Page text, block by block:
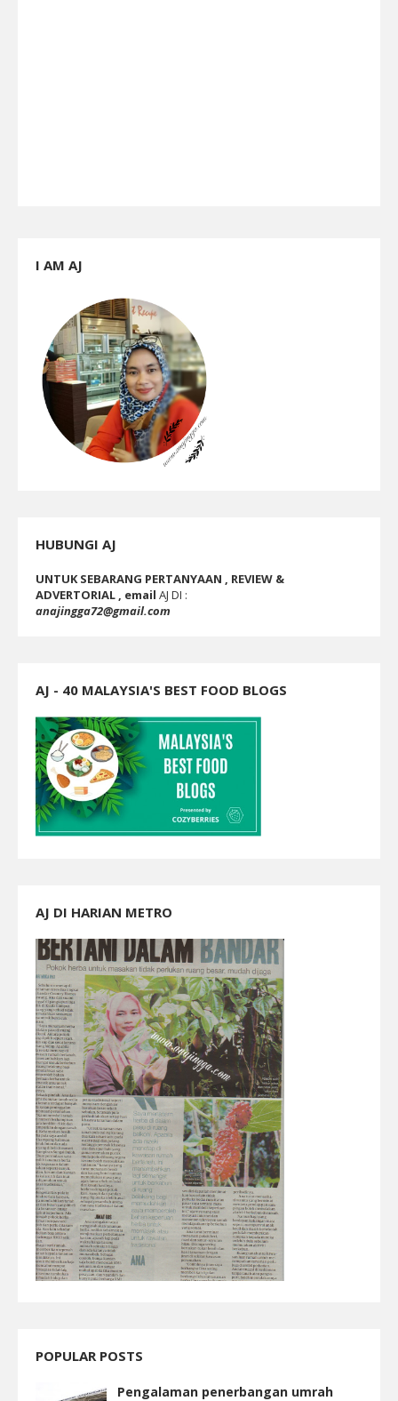
I AM AJ
HUBUNGI AJ
UNTUK SEBARANG PERTANYAAN , REVIEW &
ADVERTORIAL , email AJ DI :
anajingga72@gmail.com
AJ - 40 MALAYSIA'S BEST FOOD BLOGS
AJ DI HARIAN METRO
POPULAR POSTS
Pengalaman penerbangan umrah